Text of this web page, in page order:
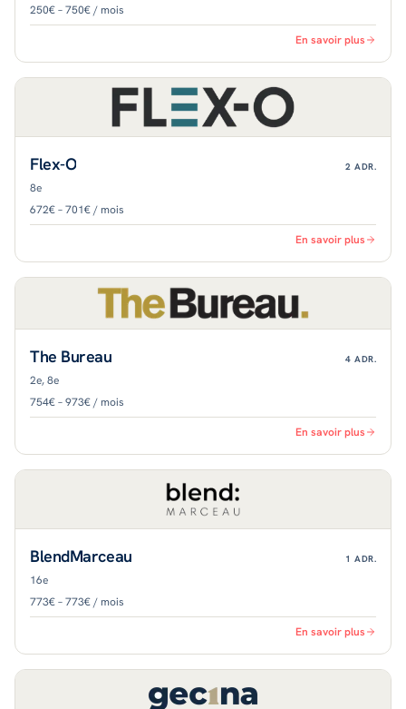
250€ – 750€ / mois
En savoir plus
Flex-O 2 ADR.
8e
672€ – 701€ / mois
En savoir plus
The Bureau 4 ADR.
2e, 8e
754€ – 973€ / mois
En savoir plus
BlendMarceau 1 ADR.
16e
773€ – 773€ / mois
En savoir plus